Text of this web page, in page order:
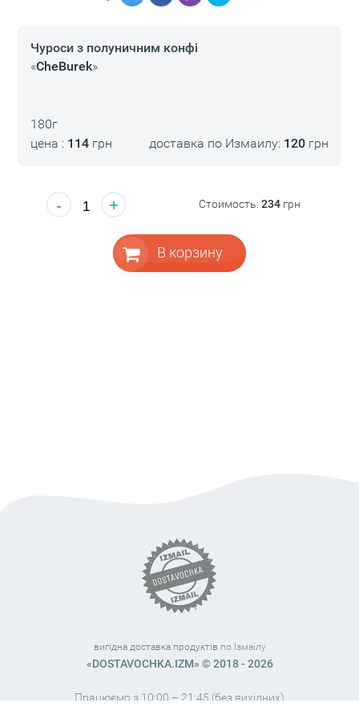
Чуроси з полуничним конфі
«CheBurek»
180г
цена : 114грн доставка по Измаилу: 120 грн
- + Стоимость:234 грн
В корзину
вигідна доставка продуктів по Ізмаїлу
«DOSTAVOCHKA.IZM» © 2018 - 2026
Працюємо з 10:00 – 21:45 (без вихідних)